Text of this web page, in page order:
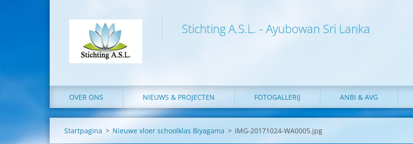
Stichting A.S.L. - Ayubowan Sri Lanka
OVER ONS NIEUWS & PROJECTEN FOTOGALLERIJ ANBI & AVG
Startpagina > Nieuwe vloer schoolklas Biyagama > IMG-20171024-WA0005.jpg